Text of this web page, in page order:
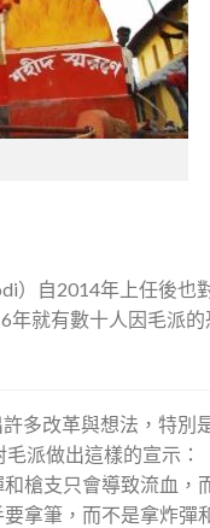
）自2014年上任後也
年就有數十人因毛派
多改革與想法，特別
派做出這樣的宣示：
槍支只會導致流血，
拿筆，而不是拿炸彈